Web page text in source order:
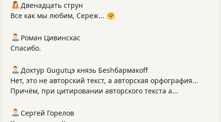
Двенадцать струн
Все как мы любим, Сереж... 🤗
Роман Цивинскас
Спасибо.
Дохтур Gugutцэ князь Беshбармакоff
Нет, это не авторский текст, а авторская орфография...
Причём, при цитировании авторского текста а...
Сергей Горелов